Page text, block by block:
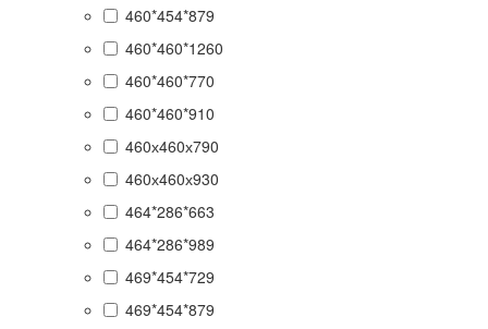
460*454*879
460*460*1260
460*460*770
460*460*910
460х460х790
460х460х930
464*286*663
464*286*989
469*454*729
469*454*879